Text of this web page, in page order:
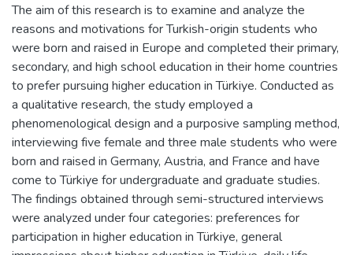
The aim of this research is to examine and analyze the
reasons and motivations for Turkish-origin students who
were born and raised in Europe and completed their primary,
secondary, and high school education in their home countries
to prefer pursuing higher education in Türkiye. Conducted as
a qualitative research, the study employed a
phenomenological design and a purposive sampling method,
interviewing five female and three male students who were
born and raised in Germany, Austria, and France and have
come to Türkiye for undergraduate and graduate studies.
The findings obtained through semi-structured interviews
were analyzed under four categories: preferences for
participation in higher education in Türkiye, general